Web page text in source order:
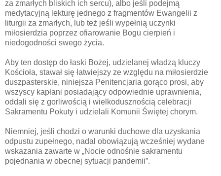
za zmarłych bliskich ich sercu), albo jeśli podejmą
medytacyjną lekturę jednego z fragmentów Ewangelii z
liturgii za zmarłych, lub też jeśli wypełnią uczynki
miłosierdzia poprzez ofiarowanie Bogu cierpień i
niedogodności swego życia.
Aby ten dostęp do łaski Bożej, udzielanej władzą kluczy
Kościoła, stawał się łatwiejszy ze względu na miłosierdzie
duszpasterskie, niniejsza Penitencjaria gorąco prosi, aby
wszyscy kapłani posiadający odpowiednie uprawnienia,
oddali się z gorliwością i wielkodusznością celebracji
Sakramentu Pokuty i udzielali Komunii Świętej chorym.
Niemniej, jeśli chodzi o warunki duchowe dla uzyskania
odpustu zupełnego, nadal obowiązują wcześniej wydane
wskazania zawarte w „Nocie odnośnie sakramentu
pojednania w obecnej sytuacji pandemii”.